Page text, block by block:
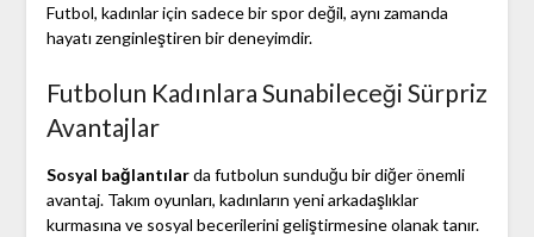
Futbol, kadınlar için sadece bir spor değil, aynı zamanda
hayatı zenginleştiren bir deneyimdir.
Futbolun Kadınlara Sunabileceği Sürpriz
Avantajlar
Sosyal bağlantılarda futbolun sunduğu bir diğer önemli
avantaj. Takım oyunları, kadınların yeni arkadaşlıklar
kurmasına ve sosyal becerilerini geliştirmesine olanak tanır.